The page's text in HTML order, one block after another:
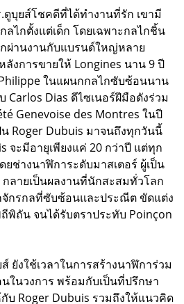
บุยส์โชคดีที่ได้ทำงานที่รัก เขามี
ลไกตั้งแต่เด็ก โดยเฉพาะกลไกชิ้น
ผ่านงานกับแบรนด์ใหญ่หลาย
งการขายให้ Longines นาน 9 ปี
ในแผนกกลไกซับซ้อนนาน
Carlos Dias ดีไซเนอร์ฝีมือดังร่วม
Genevoise des Montres ในปี
Roger Dubuis มาจนถึงทุกวันนี้
จะมีอายุเพียงแค่ 20 กว่าปี แต่ทุก
ช่างนาฬิการะดับมาสเตอร์ ผู้เป็น
ลายเป็นผลงานที่นักสะสมทั่วโลก
จักรกลที่ซับซ้อนและประณีต ขัดแต่ง
พิถัน จนได้รับตราประทับ Poinçon
ยังใช้เวลาในการสร้างนาฬิการ่วม
ในวงการ พร้อมกับเป็นที่ปรึกษา
Roger Dubuis รวมถึงให้แนวคิด